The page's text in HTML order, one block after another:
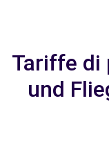
Tariffe di
und